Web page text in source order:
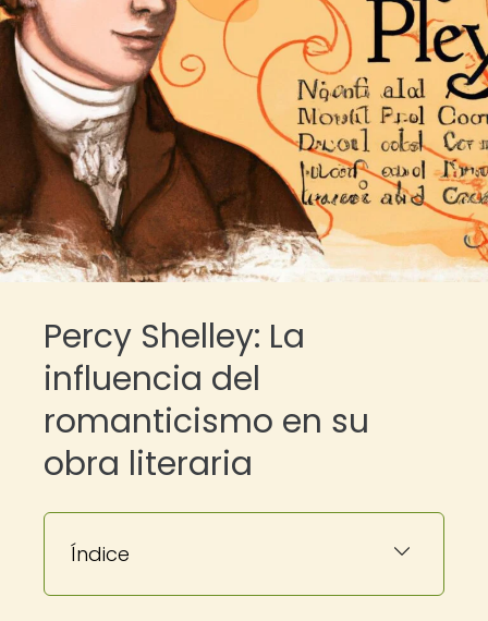
Percy Shelley: La
influencia del
romanticismo en su
obra literaria
Índice